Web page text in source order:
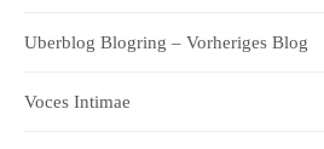
Uberblog Blogring – Vorheriges Blog
Voces Intimae